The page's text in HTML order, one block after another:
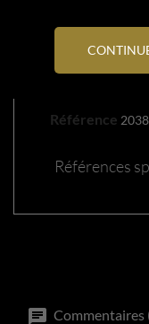
Référence
Références
Commentaires